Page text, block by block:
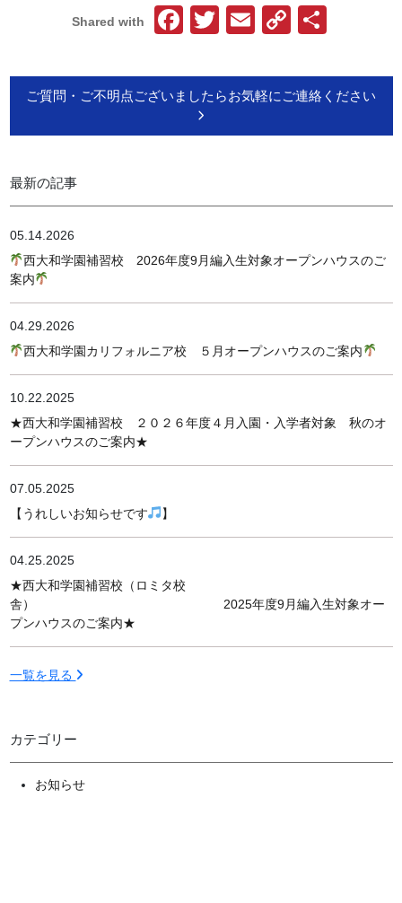
Shared with Facebook
Twitter
EmailCopy
ご質問・ご不明点ございましたらお気軽にご連絡ください
最新の記事
05.14.2026
西大和学園補習校 2026年度9月編入生対象オープンハウスのご
案内
04.29.2026
西大和学園カリフォルニア校 ５月オープンハウスのご案内
10.22.2025
★西大和学園補習校 ２０２６年度４月入園・入学者対象 秋のオ
ープンハウスのご案内★
07.05.2025
【うれしいお知らせです
】
04.25.2025
★西大和学園補習校（ロミタ校
舎） 2025年度9月編入生対象オー
プンハウスのご案内★
一覧を見る
カテゴリー
お知らせ